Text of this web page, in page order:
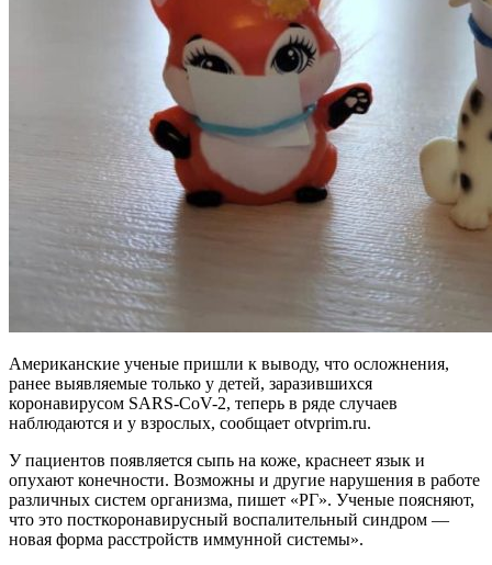
Американские ученые пришли к выводу, что осложнения,
ранее выявляемые только у детей, заразившихся
коронавирусом SARS-CoV-2, теперь в ряде случаев
наблюдаются и у взрослых, сообщает otvprim.ru.
У пациентов появляется сыпь на коже, краснеет язык и
опухают конечности. Возможны и другие нарушения в работе
различных систем организма, пишет «РГ». Ученые поясняют,
что это посткоронавирусный воспалительный синдром —
новая форма расстройств иммунной системы».